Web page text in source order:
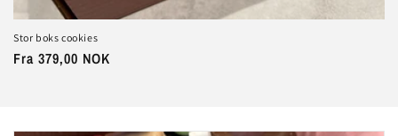
Stor boks cookies
Vanlig
Fra 379,00 NOK